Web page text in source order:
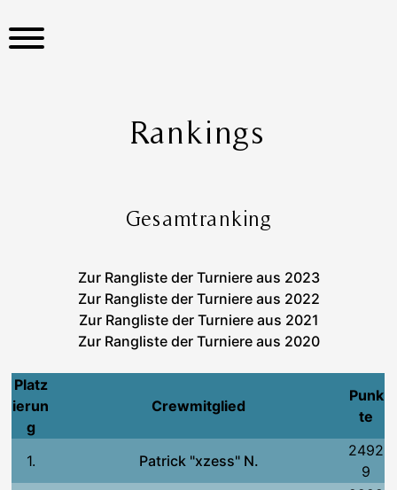
Rankings
Gesamtranking
Zur Rangliste der Turniere aus 2023
Zur Rangliste der Turniere aus 2022
Zur Rangliste der Turniere aus 2021
Zur Rangliste der Turniere aus 2020
Platz
ierun
g
Crewmitglied
Punk
te
1. Patrick "xzess" N.
2492
9